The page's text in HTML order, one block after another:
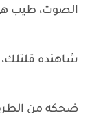
الصوت، طيب
شاهنده
ضحكه من الطرف